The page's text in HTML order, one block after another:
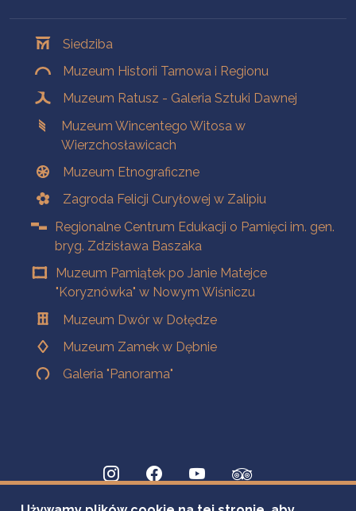
Siedziba
Muzeum Historii Tarnowa i Regionu
Muzeum Ratusz - Galeria Sztuki Dawnej
Muzeum Wincentego Witosa w
Wierzchosławicach
Muzeum Etnograficzne
Zagroda Felicji Curyłowej w Zalipiu
Regionalne Centrum Edukacji o Pamięci im. gen.
bryg. Zdzisława Baszaka
Muzeum Pamiątek po Janie Matejce
"Koryznówka" w Nowym Wiśniczu
Muzeum Dwór w Dołędze
Muzeum Zamek w Dębnie
Galeria "Panorama"